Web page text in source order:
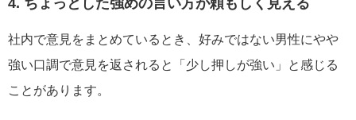
社内で意見をまとめているとき、好みではない男性にやや
強い口調で意見を返されると「少し押しが強い」と感じる
ことがあります。